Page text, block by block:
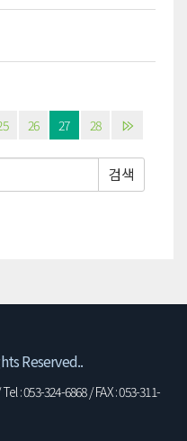
26 27 28
검색
Reserved..
: 053-324-6868 / FAX : 053-311-